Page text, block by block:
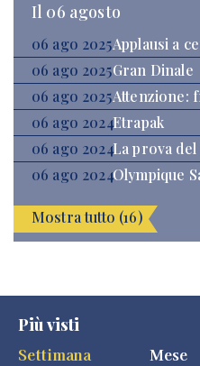
Il 06 agosto
06 ago 2025Applausi a
06 ago 2025Gran Dinale
06 ago 2025Attenzione:
06 ago 2024Etrapak
06 ago 2024La prova
06 ago 2024Olympique
Mostra tutto (16)
Più visti
Settimana
Mese